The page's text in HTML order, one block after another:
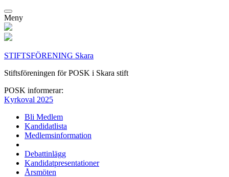
Meny
STIFTSFÖRENING Skara
Stiftsföreningen för POSK i Skara stift
POSK informerar:
Kyrkoval 2025
Bli Medlem
Kandidatlista
Medlemsinformation
Debattinlägg
Kandidatpresentationer
Årsmöten